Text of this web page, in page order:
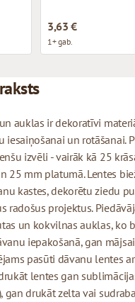
3,63 €
1+ gab.
auklas ir dekoratīvi
iesaiņošanai un rotāšanai.
izvēli - vairāk kā 25
25 mm platumā. Lentes
kastes, dekorētu ziedu
radošus projektus.
un kokvilnas auklas, ko
iepakošanā, gan
pasūti dāvanu lentes
lentes gan
gan drukāt zelta vai